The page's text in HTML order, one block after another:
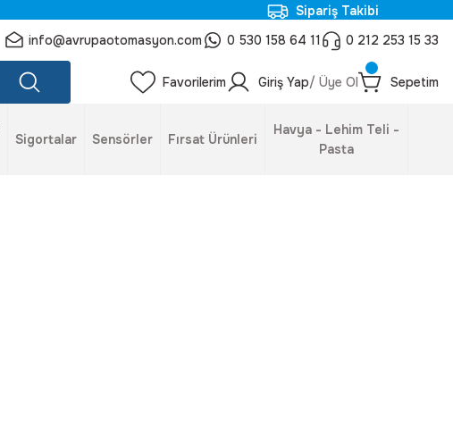
Sipariş Takibi
info@avrupaotomasyon.com 0 530 158 64 11 0 212 253 15 33
Favorilerim Giriş Yap/ Üye Ol Sepetim
Sigortalar Sensörler Fırsat Ürünleri
Havya - Lehim Teli -
Pasta